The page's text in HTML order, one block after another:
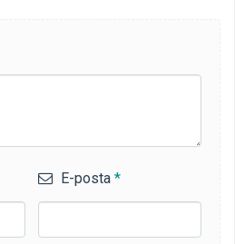
E-posta*